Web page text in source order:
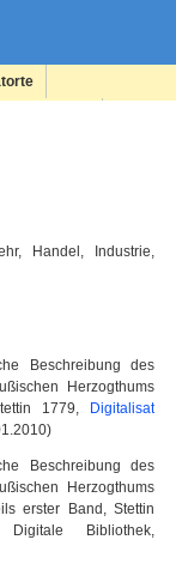
Handel, Industrie,
Beschreibung des
Herzogthums
1779,
Digitalisat
Beschreibung des
Herzogthums
erster Band, Stettin
Bibliothek,